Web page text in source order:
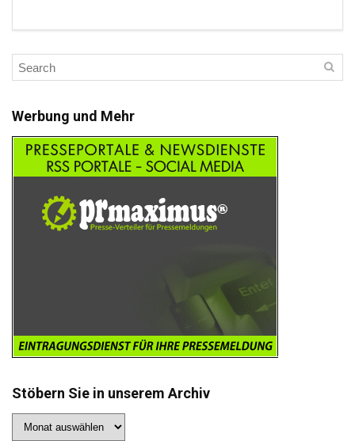
Werbung und Mehr
Stöbern Sie in unserem Archiv
Sie